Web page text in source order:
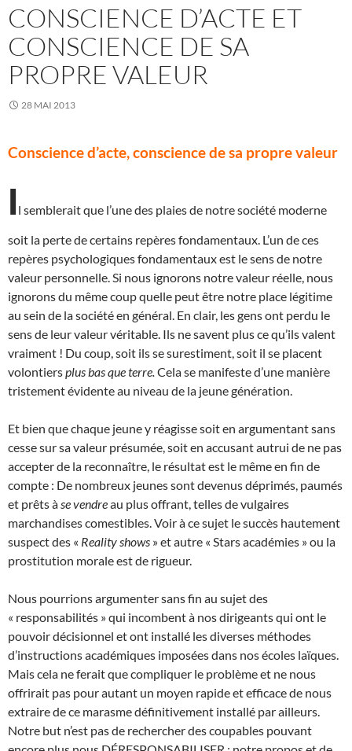
CONSCIENCE D’ACTE ET
CONSCIENCE DE SA
PROPRE VALEUR
28 MAI 2013
Conscience d’acte, conscience de sa propre valeur
Il semblerait que l’une des plaies de notre société moderne
soit la perte de certains repères fondamentaux. L’un de ces
repères psychologiques fondamentaux est le sens de notre
valeur personnelle. Si nous ignorons notre valeur réelle, nous
ignorons du même coup quelle peut être notre place légitime
au sein de la société en général. En clair, les gens ont perdu le
sens de leur valeur véritable. Ils ne savent plus ce qu’ils valent
vraiment ! Du coup, soit ils se surestiment, soit il se placent
volontiersplus bas que terre. Cela se manifeste d’une manière
tristement évidente au niveau de la jeune génération.
Et bien que chaque jeune y réagisse soit en argumentant sans
cesse sur sa valeur présumée, soit en accusant autrui de ne pas
accepter de la reconnaître, le résultat est le même en fin de
compte : De nombreux jeunes sont devenus déprimés, paumés
et prêts à se vendreau plus offrant, telles de vulgaires
marchandises comestibles. Voir à ce sujet le succès hautement
suspect des « Reality shows » et autre « Stars académies » ou la
prostitution morale est de rigueur.
Nous pourrions argumenter sans fin au sujet des
« responsabilités » qui incombent à nos dirigeants qui ont le
pouvoir décisionnel et ont installé les diverses méthodes
d’instructions académiques imposées dans nos écoles laïques.
Mais cela ne ferait que compliquer le problème et ne nous
offrirait pas pour autant un moyen rapide et efficace de nous
extraire de ce marasme définitivement installé par ailleurs.
Notre but n’est pas de rechercher des coupables pouvant